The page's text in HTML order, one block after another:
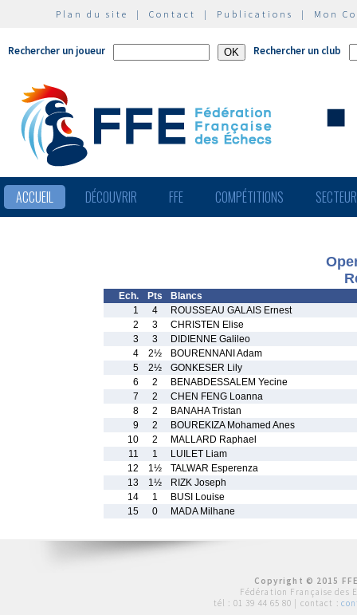
Plan du site | Contact | Publications | Mon
Rechercher un joueur Rechercher un club
ACCUEIL DÉCOUVRIR FFE COMPÉTITIONS
Ech. Pts
Blancs
1
4
ROUSSEAU GALAIS Ernest
2
3
CHRISTEN Elise
3
3
DIDIENNE Galileo
4
2½
BOURENNANI Adam
5
2½
GONKESER Lily
6
2
BENABDESSALEM Yecine
7
2
CHEN FENG Loanna
8
2
BANAHA Tristan
9
2
BOUREKIZA Mohamed Anes
10
2
MALLARD Raphael
11
1
LUILET Liam
12
1½
TALWAR Esperenza
13
1½
RIZK Joseph
14
1
BUSI Louise
15
0 MADA Milhane
Copyright © 2015
Fédération Française des
tél : 01 39 44 65 80 | contact :